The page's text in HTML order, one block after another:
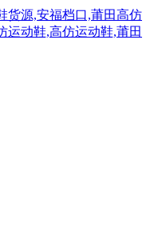
货源,安福档口,莆田高仿
运动鞋,高仿运动鞋,莆田